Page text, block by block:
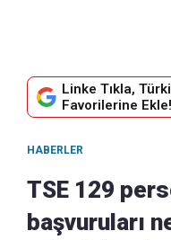
Linke Tıkla,
Favorilerine Ekle!
HABERLER
TSE 129
başvuruları